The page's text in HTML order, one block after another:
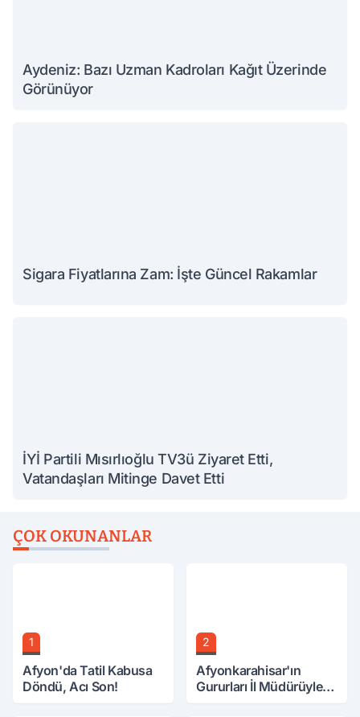
Aydeniz: Bazı Uzman Kadroları Kağıt Üzerinde
Görünüyor
Sigara Fiyatlarına Zam: İşte Güncel Rakamlar
İYİ Partili Mısırlıoğlu TV3ü Ziyaret Etti,
Vatandaşları Mitinge Davet Etti
ÇOK OKUNANLAR
1
Afyon'da Tatil Kabusa
Döndü, Acı Son!
2
Afyonkarahisar'ın
Gururları İl Müdürüyle